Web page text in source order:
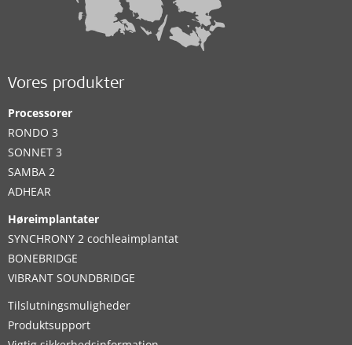
Vores produkter
Processorer
RONDO 3
SONNET 3
SAMBA 2
ADHEAR
Høreimplantater
SYNCHRONY 2 cochleaimplantat
BONEBRIDGE
VIBRANT SOUNDBRIDGE
Tilslutningsmuligheder
Produktsupport